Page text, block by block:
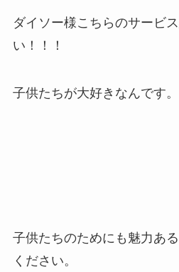
ダイソー様こちらのサービ
い！！！
子供たちが大好き なんです。
子供たちのためにも魅力あ
ください。